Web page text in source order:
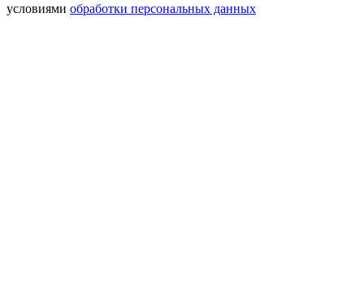
условиями обработки персональных данных